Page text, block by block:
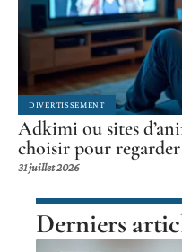
DIVERTISSEMENT
Adkimi ou sites
choisir pour
31 juillet 2026
Derniers